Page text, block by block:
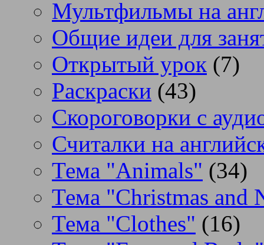
Мультфильмы на
Общие идеи для
Открытый урок (7)
Раскраски (43)
Скороговорки с
Считалки на
Тема "Animals" (34)
Тема "Christmas and
Тема "Clothes" (16)